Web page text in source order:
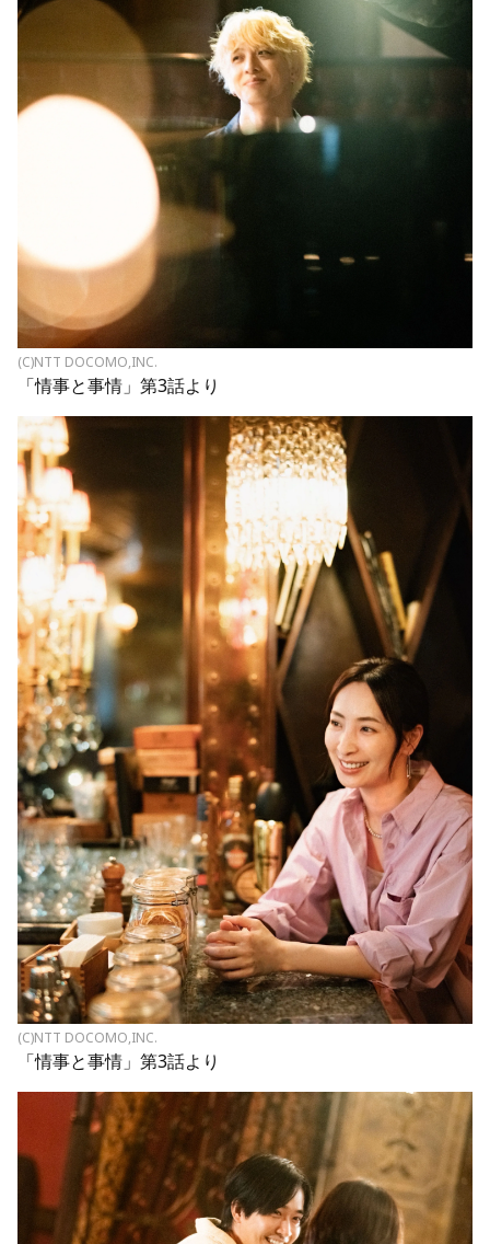
(C)NTT DOCOMO,INC.
「情事と事情」第3話より
(C)NTT DOCOMO,INC.
「情事と事情」第3話より